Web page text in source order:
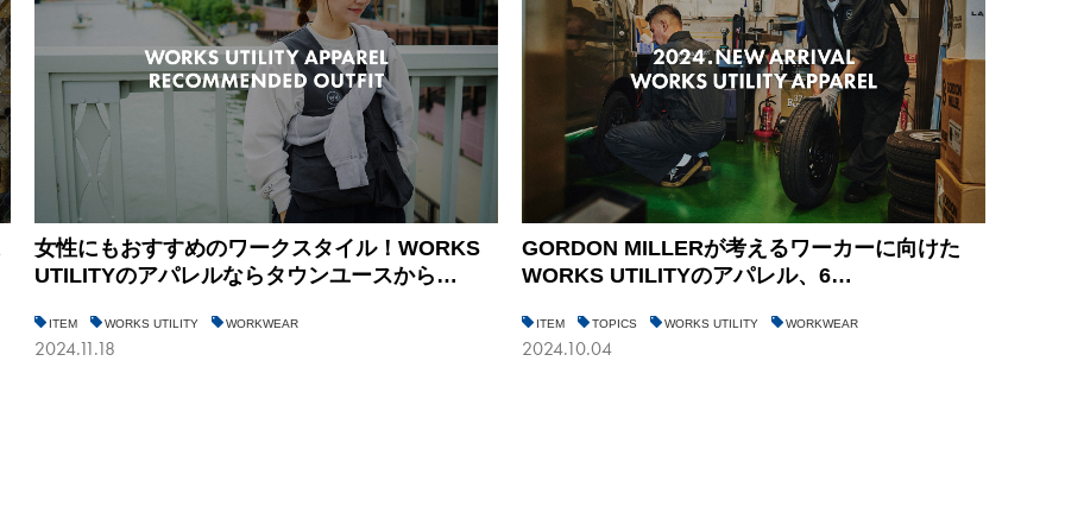
女性にもおすすめのワークスタイル！WORKS
UTILITYのアパレルならタウンユースから…
ITEM WORKS UTILITY WORKWEAR
2024.11.18
GORDON MILLERが考えるワーカーに向けた
WORKS UTILITYのアパレル、6…
ITEM TOPICS WORKS UTILITY WORKWEAR
2024.10.04